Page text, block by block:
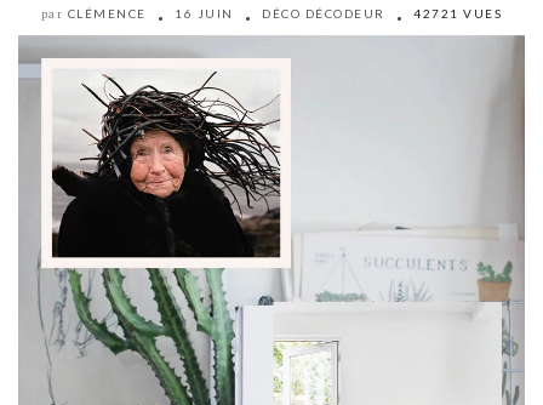
par CLÉMENCE 16 JUIN DÉCO DÉCODEUR 42721 VUES